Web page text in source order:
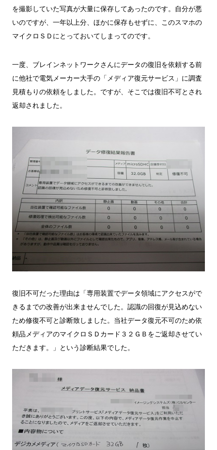
を撮影していた写真が大量に保存してあったのです。自分が悪
いのですが、一年以上分、ほかに保存もせずに、このスマホの
マイクロＳＤにとっておいてしまってのです。
一度、ブレインネットワークさんにデータの復旧を依頼する前
に他社で電気メーカー大手の「メディア復元サービス」に調査
見積もりの依頼をしました。ですが、そこでは復旧不可とされ
返却されました。
復旧不可だった理由は「専用装置でデータ領域にアクセスがで
きるまでの改善が出来ませんでした。認識の回復が見込めない
ため修復不可と診断致しました。当社データ復元不可のため依
頼品メディアのマイクロＳＤカード３２ＧＢをご返却させてい
ただきます。」という診断結果でした。